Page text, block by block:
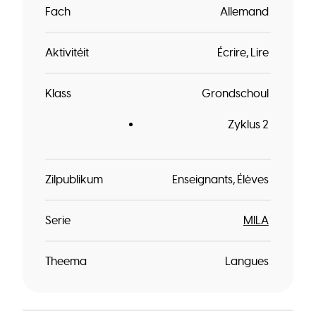
Fach Allemand
Aktivitéit Écrire Lire
Klass Grondschoul
Zyklus 2
Zilpublikum Enseignants Élèves
Serie MILA
Theema Langues